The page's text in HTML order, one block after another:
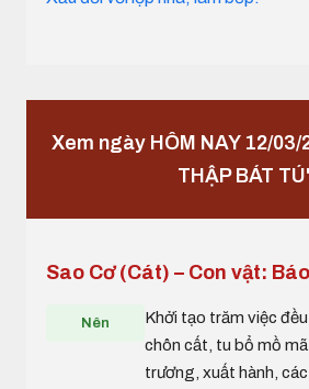
Xem ngày HÔM NAY 12/03/
THẬP BÁT
Sao Cơ (Cát) – Con vật: Báo
Nên
Khởi tạo trăm việc
chôn cất, tu bổ mồ
trương, xuất hành,